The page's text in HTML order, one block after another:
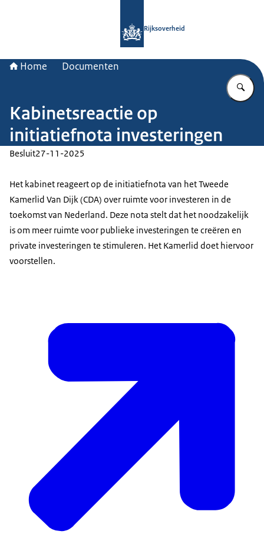
Rijksoverheid
Home Documenten
Kabinetsreactie op
initiatiefnota investeringen
Besluit27-11-2025
Het kabinet reageert op de initiatiefnota van het Tweede
Kamerlid Van Dijk (CDA) over ruimte voor investeren in de
toekomst van Nederland. Deze nota stelt dat het noodzakelijk
is om meer ruimte voor publieke investeringen te creëren en
private investeringen te stimuleren. Het Kamerlid doet hiervoor
voorstellen.